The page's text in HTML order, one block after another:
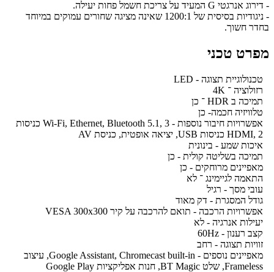
- דירוג אנרגטי G המעיד על צריכת חשמל פחות יעילה.
- ניגודיות בסיסית של 1200:1 שאינה מציגה שחורים עמוקים במיוחד
בחדר חשוך.
מפרט טכני
טכנולוגיית תצוגה - LED
רזולוציה ־ 4K
תמיכה ב HDR ־ כן
טלוויזיה חכמה- כן
אפשרויות חיבור נוספות - Wi-Fi, Ethernet, Bluetooth 5.1, 3 כניסות
HDMI, 2 כניסות USB, יציאה אופטית, כניסת AV
איכות שמע - בינונית
תמיכה בשליטה קולית - כן
מאפיינים מרוחקים - כן
התאמה לגיימינג ־ לא
עובי מסך - רגיל
גודל המסגרת - דק מאוד
אפשרויות הרכבה - תואם להרכבה על קיר VESA 300x300
יעילות אנרגיה - לא
קצב רענון - 60Hz
זוויות תצוגה - רחב
מאפיינים נוספים - Google Assistant, Chromecast built-in, עיצוב
Frameless, שלט BT Magic, חנות אפליקציות Google Play